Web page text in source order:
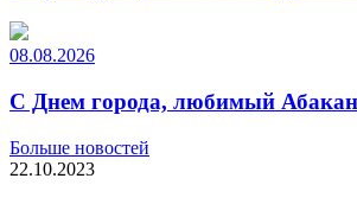
08.08.2026
С Днем города, любимый
Больше новостей
22.10.2023